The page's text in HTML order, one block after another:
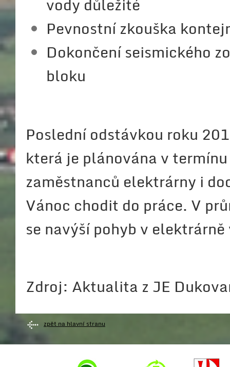
Pevnostní zkouška
Dokončení seismického
bloku
Poslední odstávkou roku
která je plánována v
zaměstnanců elektrárny i
Vánoc chodit do práce. V
se navýší pohyb v
Zdroj: Aktualita z JE
zpět na hlavní stranu